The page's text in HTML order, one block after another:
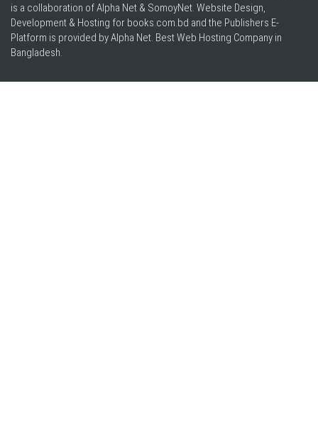
is a collaboration of Alpha Net & SomoyNet. Website Design,
Development & Hosting for books.com.bd and the Publishers E-
Platform is provided by Alpha Net. BestWeb Hosting Company in
Bangladesh.